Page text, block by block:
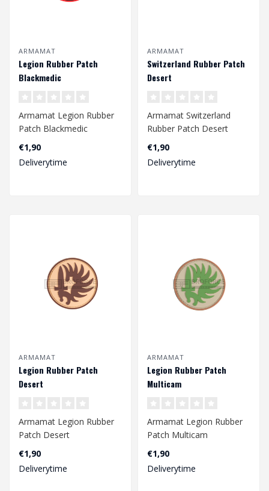
ARMAMAT
Legion Rubber Patch
Blackmedic
Armamat Legion Rubber
Patch Blackmedic
€1,90
Deliverytime
ARMAMAT
Switzerland Rubber Patch
Desert
Armamat Switzerland
Rubber Patch Desert
€1,90
Deliverytime
ARMAMAT
Legion Rubber Patch
Desert
Armamat Legion Rubber
Patch Desert
€1,90
Deliverytime
ARMAMAT
Legion Rubber Patch
Multicam
Armamat Legion Rubber
Patch Multicam
€1,90
Deliverytime